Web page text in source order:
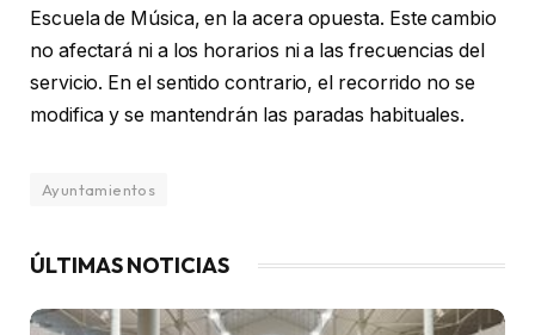
Escuela de Música, en la acera opuesta. Este cambio
no afectará ni a los horarios ni a las frecuencias del
servicio. En el sentido contrario, el recorrido no se
modifica y se mantendrán las paradas habituales.
Ayuntamientos
ÚLTIMAS NOTICIAS